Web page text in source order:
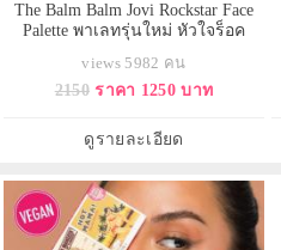
The Balm Balm Jovi Rockstar Face
Palette พาเลทรุ่นใหม่ หัวใจร็อค
ไฮไลท์ บรัชออนสีพีช หวานนิด ๆ
เปรี้ยวหน่อย ๆ ความมหัศจรรย์
ชิค Milly และ Vanilla ปรับลุคให้สวย
views 5982 คน
2150 ราคา 1250 บาท
ดูรายละเอียด